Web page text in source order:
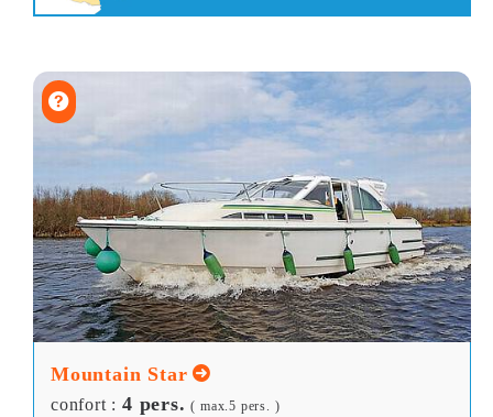
Mountain Star
confort : 4 pers. ( max.5 pers. )